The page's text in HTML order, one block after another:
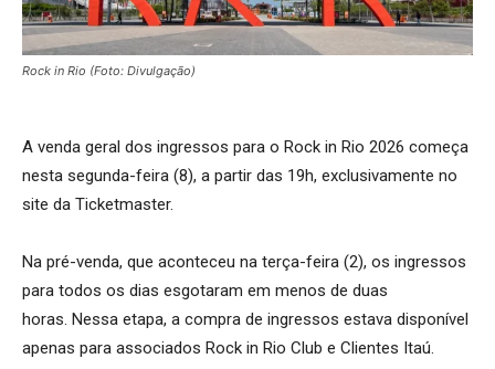
Rock in Rio (Foto: Divulgação)
A venda geral dos ingressos para o Rock in Rio 2026 começa
nesta segunda-feira (8), a partir das 19h, exclusivamente no
site da Ticketmaster.
Na pré-venda, que aconteceu na terça-feira (2), os ingressos
para todos os dias esgotaram em menos de duas
horas. Nessa etapa, a compra de ingressos estava disponível
apenas para associados Rock in Rio Club e Clientes Itaú.